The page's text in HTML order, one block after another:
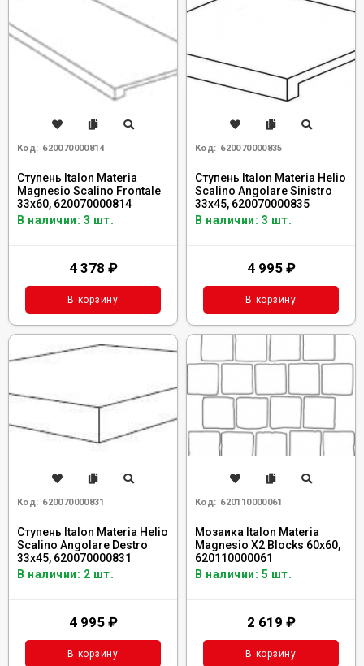
Код: 620070000814
Ступень Italon Materia
Magnesio Scalino Frontale
33x60, 620070000814
В наличии: 3 шт.
4 378 ₽
В корзину
Код: 620070000835
Ступень Italon Materia Helio
Scalino Angolare Sinistro
33x45, 620070000835
В наличии: 3 шт.
4 995 ₽
В корзину
Код: 620070000831
Ступень Italon Materia Helio
Scalino Angolare Destro
33x45, 620070000831
В наличии: 2 шт.
4 995 ₽
В корзину
Код: 620110000061
Мозаика Italon Materia
Magnesio X2 Blocks 60x60,
620110000061
В наличии: 5 шт.
2 619 ₽
В корзину